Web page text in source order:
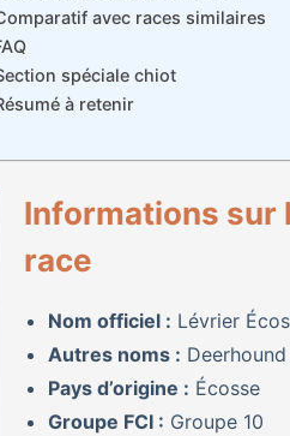
avec races similaires
spéciale chiot
à retenir
Informations sur
race
Nom officiel : Lévrier
Autres noms : Deerhound
Pays d’origine : Écosse
Groupe FCI : Groupe 10